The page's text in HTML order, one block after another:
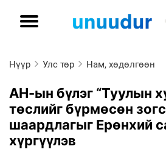
Нүүр Улс төр Нам, хөдөлгөөн
АН-ын бүлэг “Туулын
төслийг бүрмөсөн
шаардлагыг Ерөнхий
хүргүүлэв